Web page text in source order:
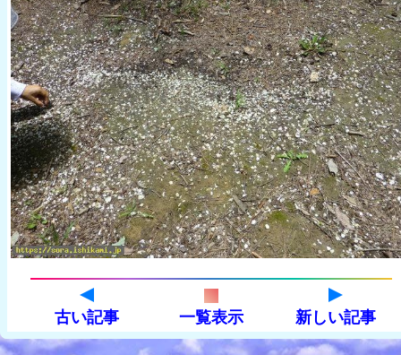
古い記事 一覧表示 新しい記事